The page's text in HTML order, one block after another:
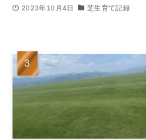
2023年10月4日 芝生育て記録